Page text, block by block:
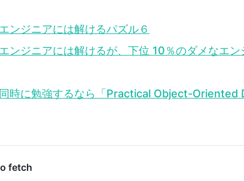
ンジニアには解けるパズル６
ンジニアには解けるが、下位 10％のダメなエ
時に勉強するなら「Practical Object-Oriented